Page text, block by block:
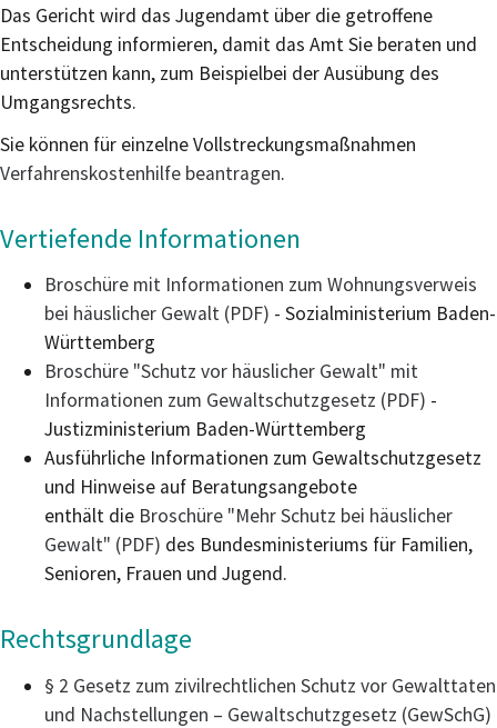
Das Gericht wird das Jugendamt über die getroffene
Entscheidung informieren, damit das Amt Sie beraten und
unterstützen kann, zum Beispielbei der Ausübung des
Umgangsrechts.
Sie können für einzelne Vollstreckungsmaßnahmen
Verfahrenskostenhilfe beantragen.
Vertiefende Informationen
Broschüre mit Informationen zum Wohnungsverweis
bei häuslicher Gewalt (PDF) - Sozialministerium Baden-
Württemberg
Broschüre "Schutz vor häuslicher Gewalt" mit
Informationen zum Gewaltschutzgesetz (PDF) -
Justizministerium Baden-Württemberg
Ausführliche Informationen zum Gewaltschutzgesetz
und Hinweise auf Beratungsangebote
enthält die Broschüre "Mehr Schutz bei häuslicher
Gewalt" (PDF) des Bundesministeriums für Familien,
Senioren, Frauen und Jugend.
Rechtsgrundlage
§ 2 Gesetz zum zivilrechtlichen Schutz vor Gewalttaten
und Nachstellungen – Gewaltschutzgesetz (GewSchG)